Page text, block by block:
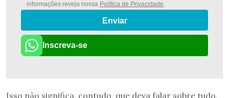
informações reveja nossa Política de Privacidade
Enviar
Inscreva-se
Isso não significa, contudo, que deva falar sobre tudo,